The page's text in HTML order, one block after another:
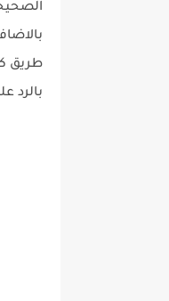
طريق
بالرد